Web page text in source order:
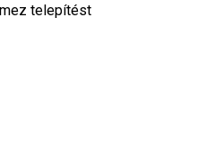
telepítést